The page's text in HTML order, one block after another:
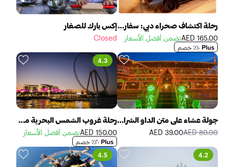
رحلة اكتشاف صحراء دبي: سفاري الكثبان الحمراء، التزلج على الرمال وركوب الجمال
165.00 AED نضمن أفضل الأسعار
١٠٪ خصم
إكس بارك للصغار
Closed
جولة عشاء على متن الداو الشراعي في خور دبي
80.00 AED
39.00 AED
4.3
رحلة غروب الشمس البحرية مع العشاء في مرسى دبي
150.00 AED نضمن أفضل الأسعار
٢٠٪ خصم
4.2
4.5